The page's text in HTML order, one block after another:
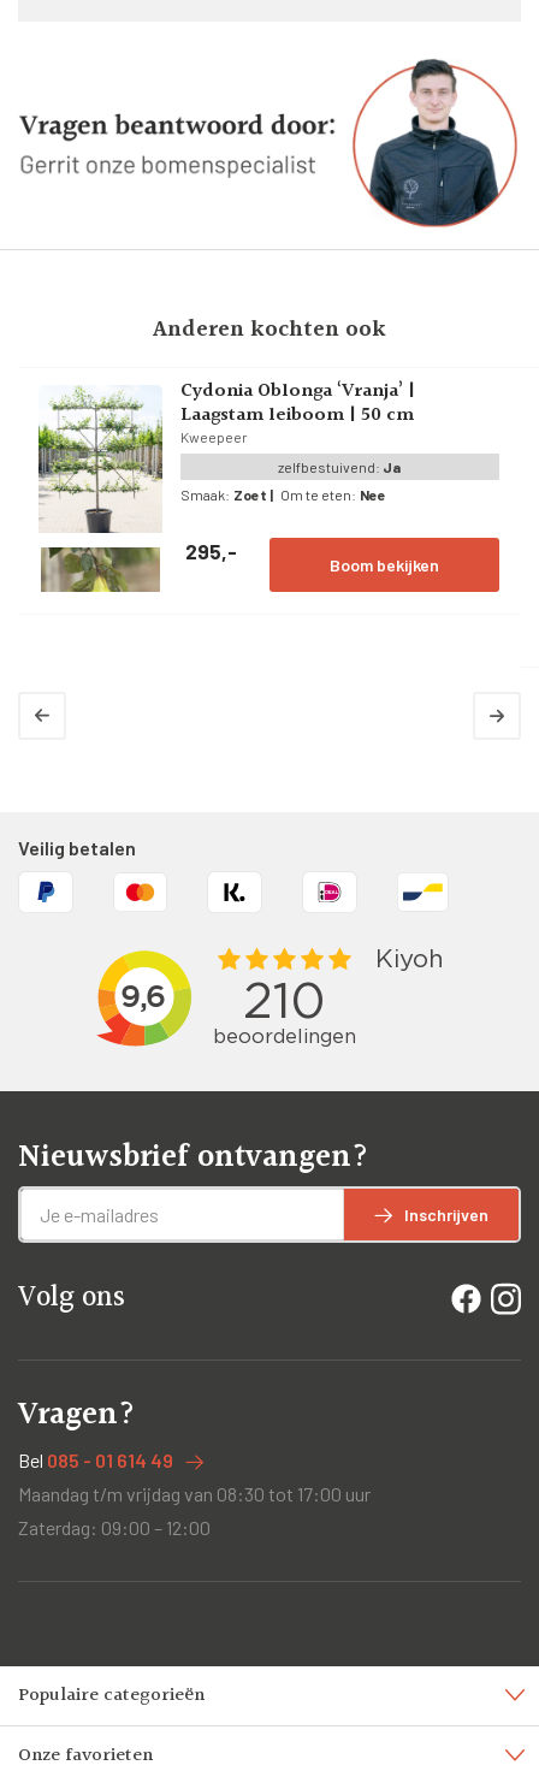
Anderen kochten ook
Cydonia Oblonga ‘Vranja’ |
Laagstam leiboom | 50 cm
Kweepeer
zelfbestuivend: Ja
Smaak: Zoet | Om te eten: Nee
295,-
Boom bekijken
Veilig betalen
Nieuwsbrief ontvangen?
Inschrijven
Volg ons
Vragen?
Bel 085 - 01 614 49
Maandag t/m vrijdag van 08:30 tot 17:00 uur
Zaterdag: 09:00 – 12:00
Populaire categorieën
Onze favorieten